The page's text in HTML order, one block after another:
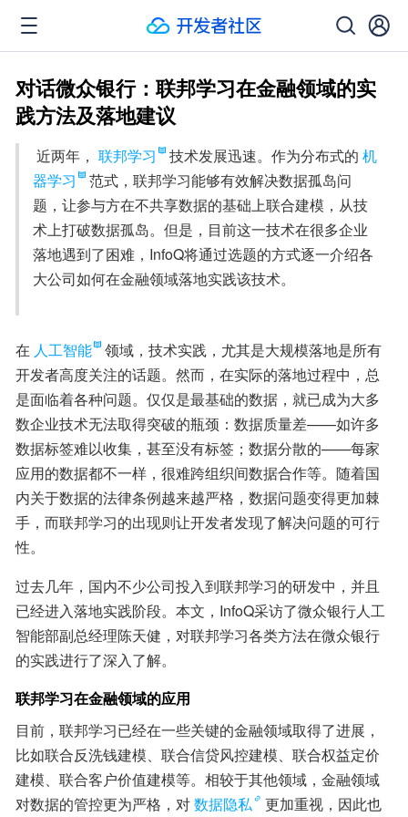
对话微众银行：联邦学习在金融领域的实
践方法及落地建议
近两年， 联邦学习 技术发展迅速。作为分布式的 机
器学习
范式，联邦学习能够有效解决数据孤岛问
题，让参与方在不共享数据的基础上联合建模，从技
术上打破数据孤岛。但是，目前这一技术在很多企业
落地遇到了困难，InfoQ将通过选题的方式逐一介绍各
大公司如何在金融领域落地实践该技术。
在 人工智能
领域，技术实践，尤其是大规模落地是所有
开发者高度关注的话题。然而，在实际的落地过程中，总
是面临着各种问题。仅仅是最基础的数据，就已成为大多
数企业技术无法取得突破的瓶颈：数据质量差——如许多
数据标签难以收集，甚至没有标签；数据分散的——每家
应用的数据都不一样，很难跨组织间数据合作等。随着国
内关于数据的法律条例越来越严格，数据问题变得更加棘
手，而联邦学习的出现则让开发者发现了解决问题的可行
性。
过去几年，国内不少公司投入到联邦学习的研发中，并且
已经进入落地实践阶段。本文，InfoQ采访了微众银行人工
智能部副总经理陈天健，对联邦学习各类方法在微众银行
的实践进行了深入了解。
联邦学习在金融领域的应用
目前，联邦学习已经在一些关键的金融领域取得了进展，
比如联合反洗钱建模、联合信贷风控建模、联合权益定价
建模、联合客户价值建模等。相较于其他领域，金融领域
对数据的管控更为严格，对数据隐私 更加重视，因此也